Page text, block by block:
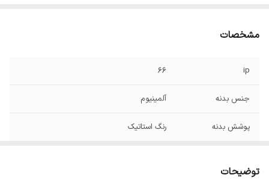
مشخصات
ip
66
جنس بدنه آلمینیوم
پوشش بدنه رنگ استاتیک
توضیحات